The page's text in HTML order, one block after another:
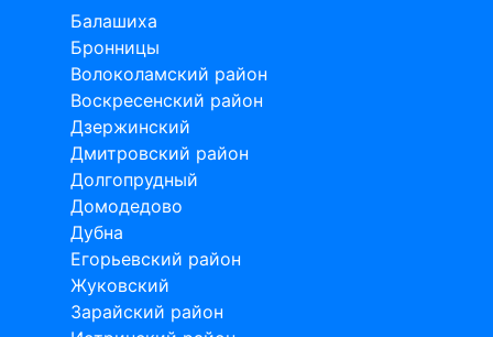
Балашиха
Бронницы
Волоколамский район
Воскресенский район
Дзержинский
Дмитровский район
Долгопрудный
Домодедово
Дубна
Егорьевский район
Жуковский
Зарайский район